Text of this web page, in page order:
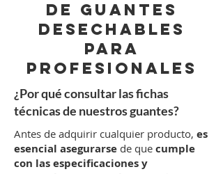
de Guantes
Desechables
para
Profesionales
¿Por qué consultar las fichas
técnicas de nuestros guantes?
Antes de adquirir cualquier producto, es
esencial asegurarse de que cumple
con las especificaciones y